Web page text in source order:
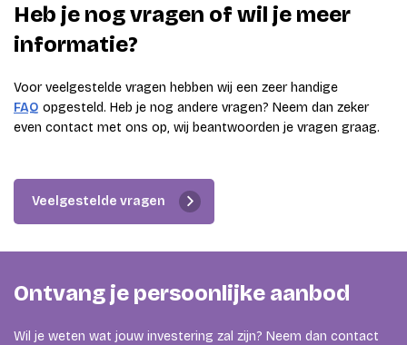
Heb je nog vragen of wil je meer
informatie?
Voor veelgestelde vragen hebben wij een zeer handige
FAQ opgesteld. Heb je nog andere vragen? Neem dan zeker
even contact met ons op, wij beantwoorden je vragen graag.
Veelgestelde vragen
Ontvang je persoonlijke aanbod
Wil je weten wat jouw investering zal zijn? Neem dan contact